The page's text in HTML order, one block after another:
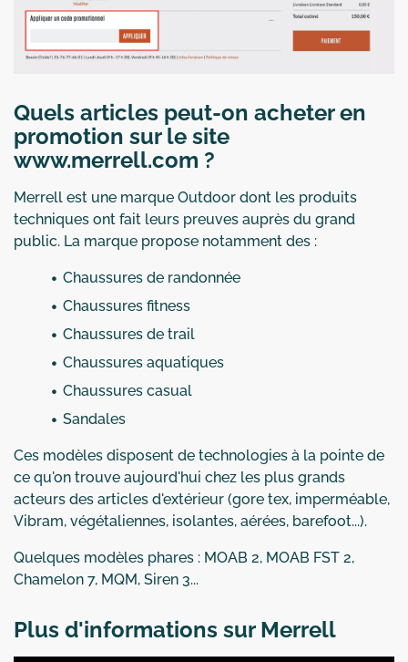
Quels articles peut-on acheter en
promotion sur le site
www.merrell.com ?
Merrell est une marque Outdoor dont les produits
techniques ont fait leurs preuves auprès du grand
public. La marque propose notamment des :
Chaussures de randonnée
Chaussures fitness
Chaussures de trail
Chaussures aquatiques
Chaussures casual
Sandales
Ces modèles disposent de technologies à la pointe de
ce qu'on trouve aujourd'hui chez les plus grands
acteurs des articles d'extérieur (gore tex, imperméable,
Vibram, végétaliennes, isolantes, aérées, barefoot...).
Quelques modèles phares : MOAB 2, MOAB FST 2,
Chamelon 7, MQM, Siren 3...
Plus d'informations sur Merrell